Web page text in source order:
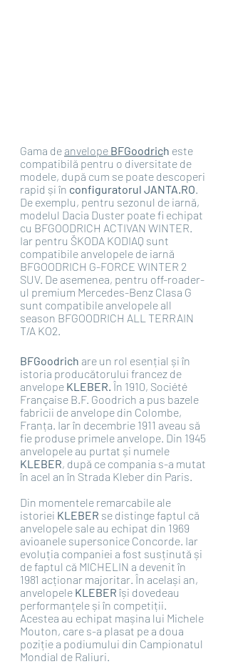
Gama de anvelope BFGoodrich este
compatibilă pentru o diversitate de
modele, după cum se poate descoperi
rapid și în configuratorul JANTA.RO.
De exemplu, pentru sezonul de iarnă,
modelul Dacia Duster poate fi echipat
cu BFGOODRICH ACTIVAN WINTER.
Iar pentru ŠKODA KODIAQ sunt
compatibile anvelopele de iarnă
BFGOODRICH G-FORCE WINTER 2
SUV. De asemenea, pentru off-roader-
ul premium Mercedes-Benz Clasa G
sunt compatibile anvelopele all
season BFGOODRICH ALL TERRAIN
T/A KO2.
BFGoodrich are un rol esențial și în
istoria producătorului francez de
anvelope KLEBER. În 1910, Société
Française B.F. Goodrich a pus bazele
fabricii de anvelope din Colombe,
Franța. Iar în decembrie 1911 aveau să
fie produse primele anvelope. Din 1945
anvelopele au purtat și numele
KLEBER, după ce compania s-a mutat
în acel an în Strada Kleber din Paris.
Din momentele remarcabile ale
istoriei KLEBER se distinge faptul că
anvelopele sale au echipat din 1969
avioanele supersonice Concorde. Iar
evoluția companiei a fost susținută și
de faptul că MICHELIN a devenit în
1981 acționar majoritar. În același an,
anvelopele KLEBER își dovedeau
performanțele și în competiții.
Acestea au echipat mașina lui Michele
Mouton, care s-a plasat pe a doua
poziție a podiumului din Campionatul
Mondial de Raliuri.